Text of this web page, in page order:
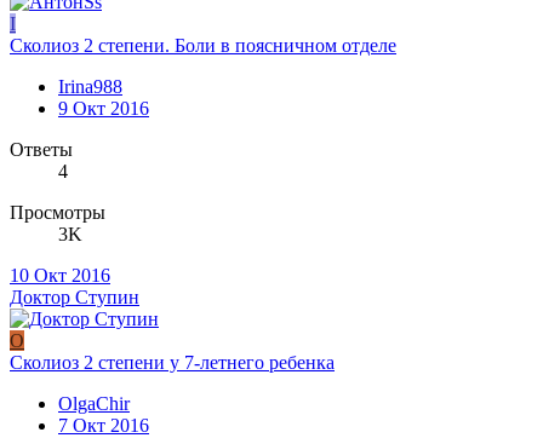
I
Сколиоз 2 степени. Боли в поясничном отделе
Irina988
9 Окт 2016
Ответы
4
Просмотры
3K
10 Окт 2016
Доктор Ступин
O
Сколиоз 2 степени у 7-летнего ребенка
OlgaChir
7 Окт 2016